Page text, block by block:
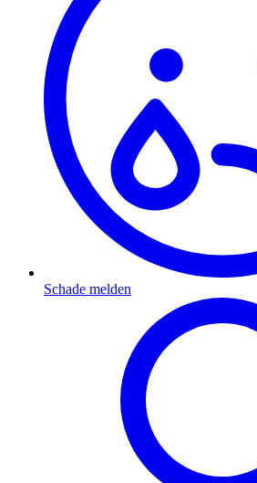
Schade melden